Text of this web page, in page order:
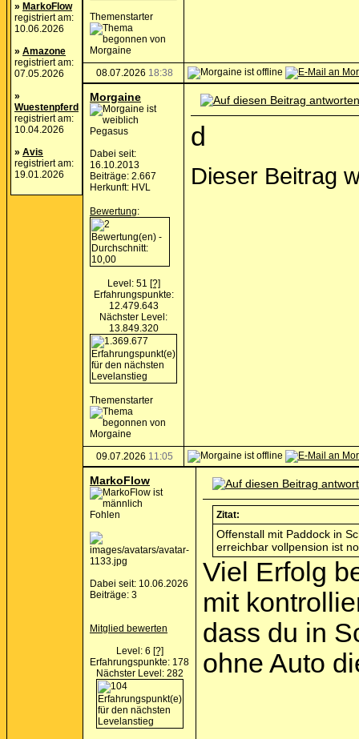
» MarkoFlow
registriert am:
10.06.2026
» Amazone
registriert am:
07.05.2026
»
Wuestenpferd
registriert am:
10.04.2026
» Avis
registriert am:
19.01.2026
Themenstarter
08.07.2026 18:38
Morgaine
Pegasus
Dabei seit:
16.10.2013
Beiträge: 2.667
Herkunft: HVL
Bewertung:
Level: 51 [?]
Erfahrungspunkte:
12.479.643
Nächster Level:
13.849.320
Themenstarter
d
Dieser Beitrag
09.07.2026 11:05
MarkoFlow
Fohlen
Dabei seit: 10.06.2026
Beiträge: 3
Mitglied bewerten
Level: 6 [?]
Erfahrungspunkte: 178
Nächster Level: 282
Zitat:
Offenstall mit Paddock in
erreichbar vollpension ist
Viel Erfolg
mit
dass du in
ohne Auto